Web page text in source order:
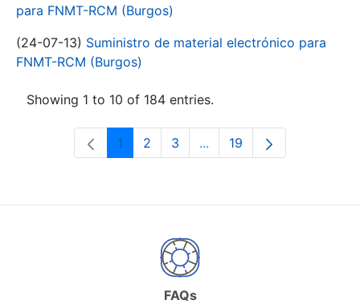
para FNMT-RCM (Burgos)
(24-07-13) Suministro de material electrónico para
FNMT-RCM (Burgos)
Showing 1 to 10 of 184 entries.
Page
1 Page
2 Page
3 ...Intermediate Pages Use
Page
19
FAQs